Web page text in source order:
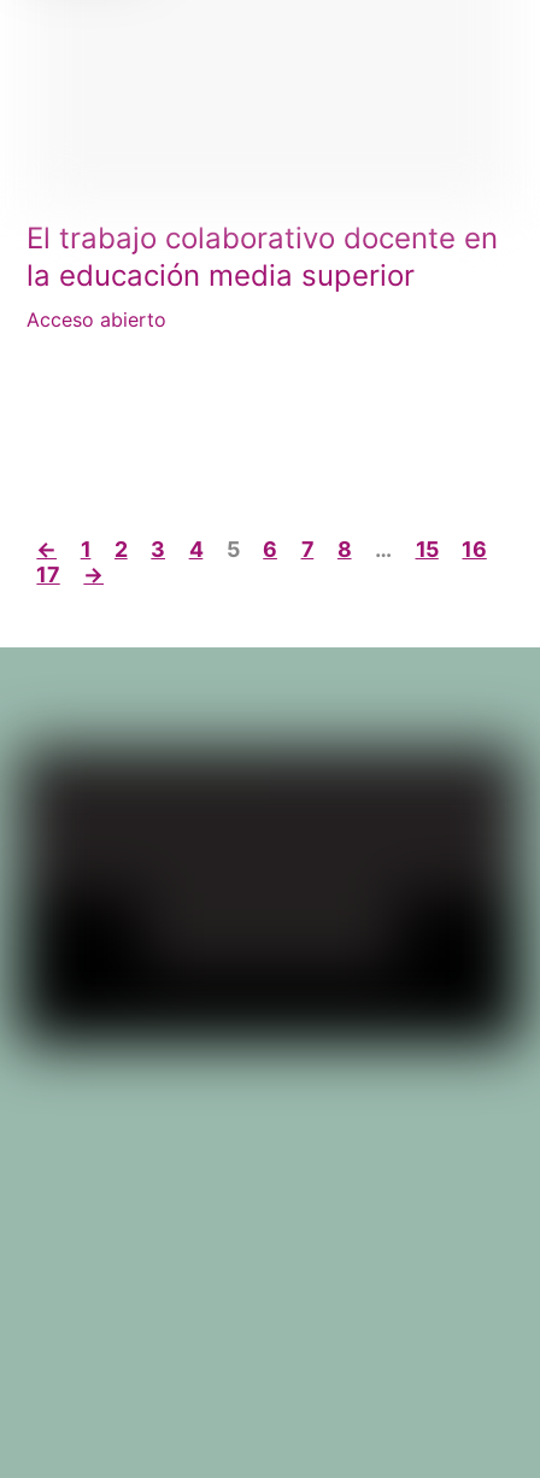
El trabajo colaborativo docente en
la educación media superior
Acceso abierto
← 1 2 3 4 5 6 7 8 … 15
16
17
→